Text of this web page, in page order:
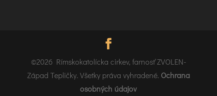
©2026 Rímskokatolícka cirkev, farnosť ZVOLEN-
Západ Tepličky. Všetky práva vyhradené. Ochrana
osobných údajov